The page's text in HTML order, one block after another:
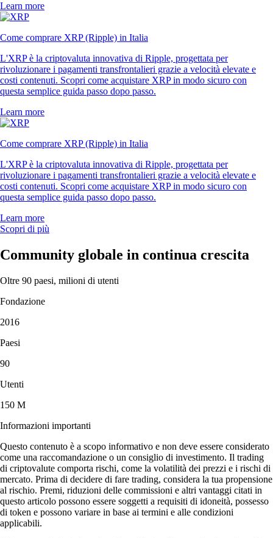
Learn more
Come comprare XRP (Ripple) in Italia
L'XRP è la criptovaluta innovativa di Ripple, progettata per
rivoluzionare i pagamenti transfrontalieri grazie a velocità elevate e
costi contenuti. Scopri come acquistare XRP in modo sicuro con
questa semplice guida passo dopo passo.
Learn more
Come comprare XRP (Ripple) in Italia
L'XRP è la criptovaluta innovativa di Ripple, progettata per
rivoluzionare i pagamenti transfrontalieri grazie a velocità elevate e
costi contenuti. Scopri come acquistare XRP in modo sicuro con
questa semplice guida passo dopo passo.
Learn more
Scopri di più
Community globale in continua crescita
Oltre 90 paesi, milioni di utenti
Fondazione
2016
Paesi
90
Utenti
150 M
Informazioni importanti
Questo contenuto è a scopo informativo e non deve essere considerato
come una raccomandazione o un consiglio di investimento. Il trading
di criptovalute comporta rischi, come la volatilità dei prezzi e i rischi di
mercato. Prima di decidere di fare trading, considera la tua propensione
al rischio. Premi, riduzioni delle commissioni e altri vantaggi citati in
questo articolo possono essere soggetti a requisiti di idoneità, possesso
di token e possono variare in base ai termini e alle condizioni
applicabili.